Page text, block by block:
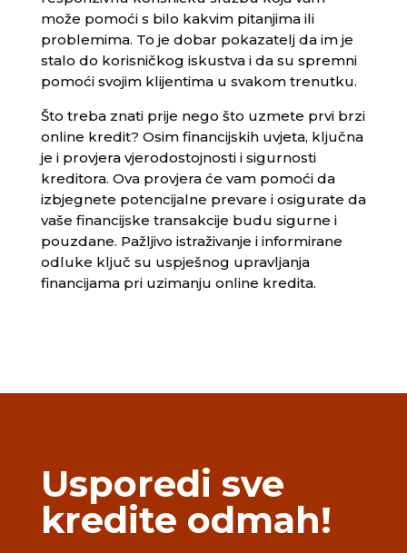
može pomoći s bilo kakvim pitanjima ili
problemima. To je dobar pokazatelj da im je
stalo do korisničkog iskustva i da su spremni
pomoći svojim klijentima u svakom trenutku.
Što treba znati prije nego što uzmete prvi brzi
online kredit? Osim financijskih uvjeta, ključna
je i provjera vjerodostojnosti i sigurnosti
kreditora. Ova provjera će vam pomoći da
izbjegnete potencijalne prevare i osigurate da
vaše financijske transakcije budu sigurne i
pouzdane. Pažljivo istraživanje i informirane
odluke ključ su uspješnog upravljanja
financijama pri uzimanju online kredita.
Usporedi sve
kredite odmah!